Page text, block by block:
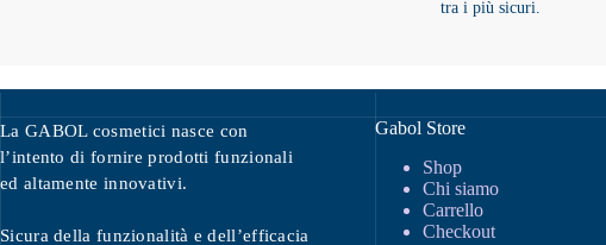
tra i più sicuri.
La GABOL cosmetici nasce con
l’intento di fornire prodotti funzionali
ed altamente innovativi.
Sicura della funzionalità e dell’efficacia
Gabol Store
Shop
Chi siamo
Carrello
Checkout